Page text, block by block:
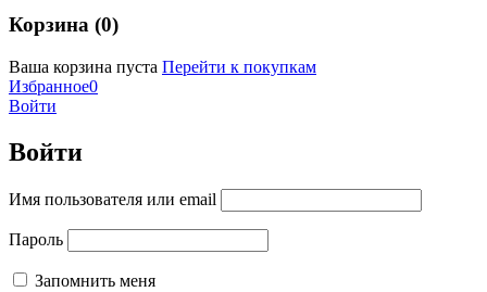
Корзина (0)
Ваша корзина пуста Перейти к покупкам
Избранное0
Войти
Войти
Имя пользователя или email
Пароль
Запомнить меня